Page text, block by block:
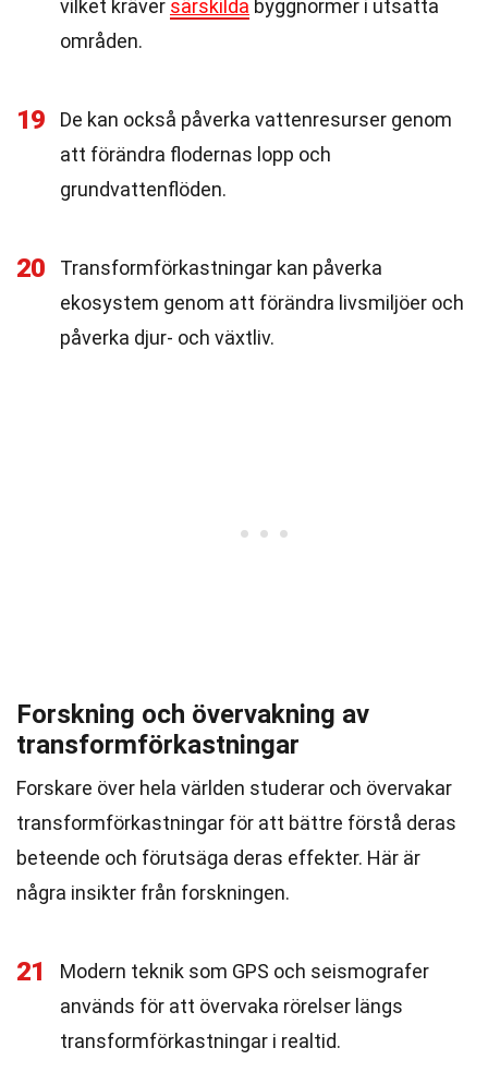
vilket kräver särskilda byggnormer i utsatta
områden.
19
De kan också påverka vattenresurser genom
att förändra flodernas lopp och
grundvattenflöden.
20
Transformförkastningar kan påverka
ekosystem genom att förändra livsmiljöer och
påverka djur- och växtliv.
Forskning och övervakning av
transformförkastningar
Forskare över hela världen studerar och övervakar
transformförkastningar för att bättre förstå deras
beteende och förutsäga deras effekter. Här är
några insikter från forskningen.
21
Modern teknik som GPS och seismografer
används för att övervaka rörelser längs
transformförkastningar i realtid.